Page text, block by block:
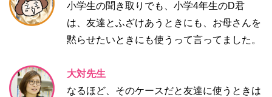
小学生の聞き取りでも、小学4年生のD君
は、友達とふざけあうときにも、お母さんを
黙らせたいときにも使うって言ってました。
大対先生
なるほど、そのケースだと友達に使うときは